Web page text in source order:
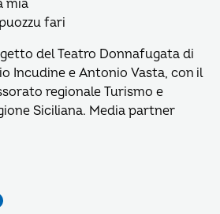
mia
fari
del Teatro Donnafugata di
Incudine e Antonio Vasta, con il
regionale Turismo e
Siciliana. Media partner